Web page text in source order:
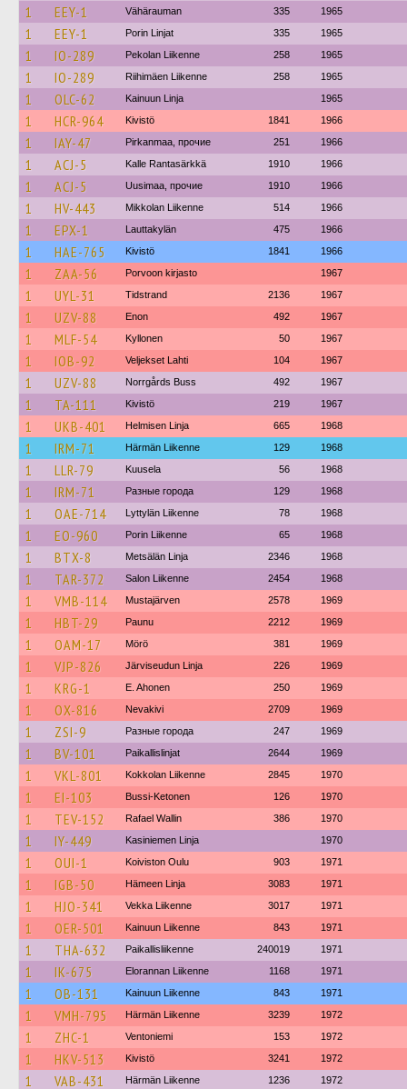
1 EEY-1 Vähärauman 335 1965
1 EEY-1 Porin Linjat 335 1965
1 IO-289 Pekolan Liikenne 258 1965
1 IO-289 Riihimäen Liikenne 258 1965
1 OLC-62 Kainuun Linja 1965
1 HCR-964 Kivistö 1841 1966
1 IAY-47 Pirkanmaa, прочие 251 1966
1 ACJ-5 Kalle Rantasärkkä 1910 1966
1 ACJ-5 Uusimaa, прочие 1910 1966
1 HV-443 Mikkolan Liikenne 514 1966
1 EPX-1 Lauttakylän 475 1966
1 HAE-765 Kivistö 1841 1966
1 ZAA-56 Porvoon kirjasto 1967
1 UYL-31 Tidstrand 2136 1967
1 UZV-88 Enon 492 1967
1 MLF-54 Kyllonen 50 1967
1 IOB-92 Veljekset Lahti 104 1967
1 UZV-88 Norrgårds Buss 492 1967
1 TA-111 Kivistö 219 1967
1 UKB-401 Helmisen Linja 665 1968
1 IRM-71 Härmän Liikenne 129 1968
1 LLR-79 Kuusela 56 1968
1 IRM-71 Разные города 129 1968
1 OAE-714 Lyttylän Liikenne 78 1968
1 EO-960 Porin Liikenne 65 1968
1 BTX-8 Metsälän Linja 2346 1968
1 TAR-372 Salon Liikenne 2454 1968
1 VMB-114 Mustajärven 2578 1969
1 HBT-29 Paunu 2212 1969
1 OAM-17 Mörö 381 1969
1 VJP-826 Järviseudun Linja 226 1969
1 KRG-1 E. Ahonen 250 1969
1 OX-816 Nevakivi 2709 1969
1 ZSI-9 Разные города 247 1969
1 BV-101 Paikallislinjat 2644 1969
1 VKL-801 Kokkolan Liikenne 2845 1970
1 EI-103 Bussi-Ketonen 126 1970
1 TEV-152 Rafael Wallin 386 1970
1 IY-449 Kasiniemen Linja 1970
1 OUI-1 Koiviston Oulu 903 1971
1 IGB-50 Hämeen Linja 3083 1971
1 HJO-341 Vekka Liikenne 3017 1971
1 OER-501 Kainuun Liikenne 843 1971
1 THA-632 Paikallisliikenne 240019 1971
1 IK-675 Elorannan Liikenne 1168 1971
1 OB-131 Kainuun Liikenne 843 1971
1 VMH-795 Härmän Liikenne 3239 1972
1 ZHC-1 Ventoniemi 153 1972
1 HKV-513 Kivistö 3241 1972
1 VAB-431 Härmän Liikenne 1236 1972